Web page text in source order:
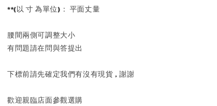
**(以 寸 為單位)： 平面丈量
腰間兩側可調整大小
有問題請在問與答提出
下標前請先確定我們有沒有現貨 , 謝謝
歡迎親臨店面參觀選購